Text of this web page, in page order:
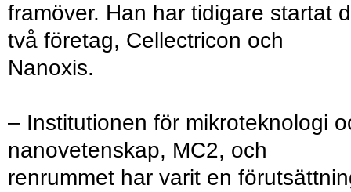
framöver. Han har tidigare startat
två företag, Cellectricon och
Nanoxis.
– Institutionen för mikroteknologi
nanovetenskap, MC2, och
renrummet har varit en